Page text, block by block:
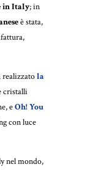
in Italy; in
è stata,
realizzatola
cristalli
eOh! You
con luce
nel mondo,